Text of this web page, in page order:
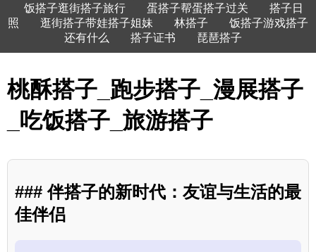
饭搭子逛街搭子旅行
蛋搭子帮蛋搭子过关
搭子日
照
逛街搭子带娃搭子姐妹 林搭子
饭搭子游戏搭子
还有什么
搭子证书 琵琶搭子
桃酥搭子_跑步搭子_漫展搭子
_吃饭搭子_旅游搭子
### 伴搭子的新时代：友谊与生活的最
佳伴侣